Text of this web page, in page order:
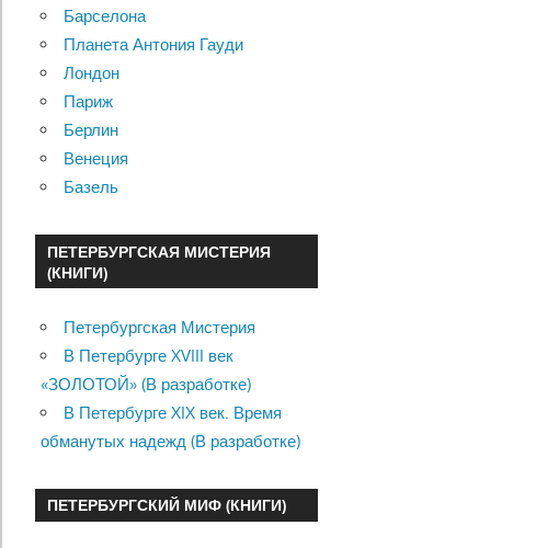
Барселона
Планета Антония Гауди
Лондон
Париж
Берлин
Венеция
Базель
ПЕТЕРБУРГСКАЯ МИСТЕРИЯ
(КНИГИ)
Петербургская Мистерия
В Петербурге XVIII век
«ЗОЛОТОЙ» (В разработке)
В Петербурге XIX век. Время
обманутых надежд (В разработке)
ПЕТЕРБУРГСКИЙ МИФ (КНИГИ)